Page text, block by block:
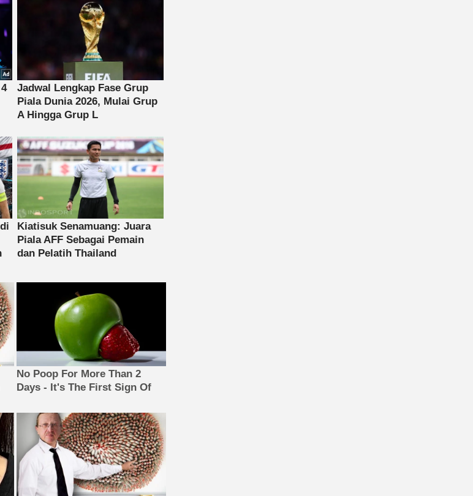
No Poop For More Than 2
Days - It's The First Sign Of